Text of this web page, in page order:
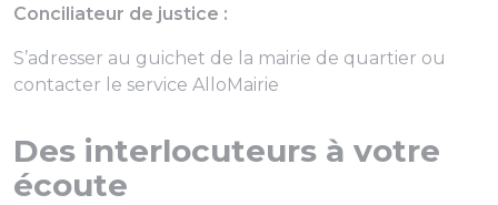
Conciliateur de justice :
S’adresser au guichet de la mairie de quartier ou
contacter le service AlloMairie
Des interlocuteurs à votre
écoute